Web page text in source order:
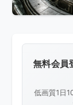
無料会員
低画質1日